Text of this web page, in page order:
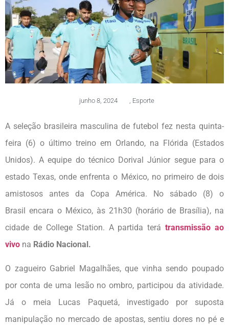
junho 8, 2024 Esporte
A seleção brasileira masculina de futebol fez nesta quinta-
feira (6) o último treino em Orlando, na Flórida (Estados
Unidos). A equipe do técnico Dorival Júnior segue para o
estado Texas, onde enfrenta o México, no primeiro de dois
amistosos antes da Copa América. No sábado (8) o
Brasil encara o México, às 21h30 (horário de Brasília), na
cidade de College Station. A partida terátransmissão ao
vivo na Rádio Nacional.
O zagueiro Gabriel Magalhães, que vinha sendo poupado
por conta de uma lesão no ombro, participou da atividade.
Já o meia Lucas Paquetá, investigado por suposta
manipulação no mercado de apostas, sentiu dores no pé e